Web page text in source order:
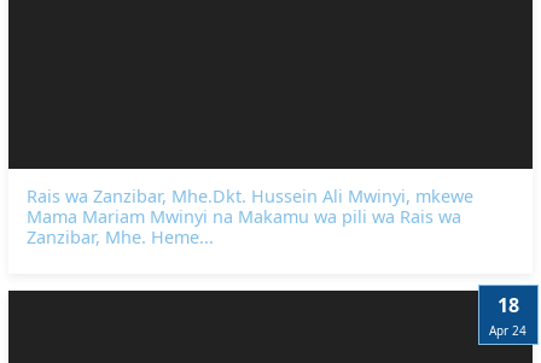
Rais wa Zanzibar, Mhe.Dkt. Hussein Ali Mwinyi, mkewe
Mama Mariam Mwinyi na Makamu wa pili wa Rais wa
Zanzibar, Mhe. Heme...
18
Apr 24